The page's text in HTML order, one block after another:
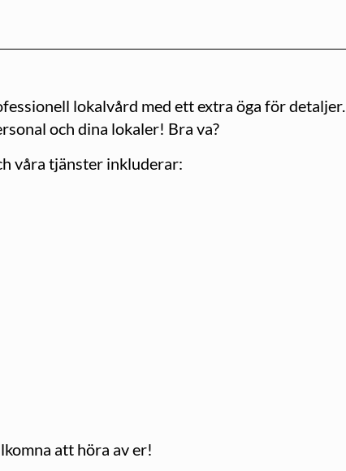
lokalvård med ett extra öga för
och dina lokaler! Bra va?
våra tjänster inkluderar:
att höra av er!